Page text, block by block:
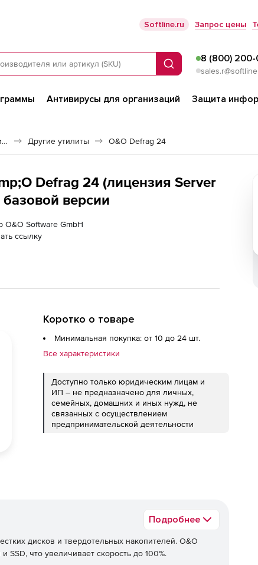
Softline.ru Запрос цены
Поиск
8 (800)
Антивирусы для организаций Защита
Программное обеспечение для работы с файлами и дисками Другие утилиты O&O Defrag 24
Defrag 24 (лицензия Server
версии
O&O Software GmbH
ссылку
Коротко о товаре
Минимальная покупка: от 10 до 24 шт.
Все характеристики
Доступно только юридическим лицам и
ИП – не предназначено для личных,
семейных, домашних и иных нужд, не
связанных с осуществлением
предпринимательской деятельности
Подробнее
дисков и твердотельных накопителей. O&O
SSD, что увеличивает скорость до 100%.